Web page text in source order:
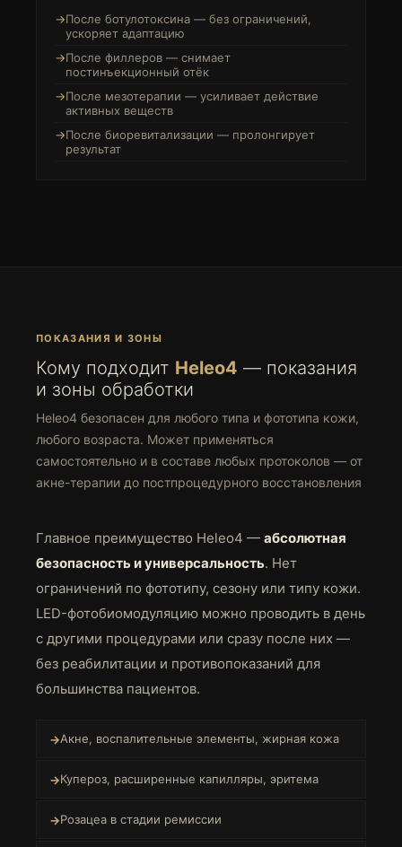
После ботулотоксина — без ограничений,
ускоряет адаптацию
После филлеров — снимает
постинъекционный отёк
После мезотерапии — усиливает действие
активных веществ
После биоревитализации — пролонгирует
результат
ПОКАЗАНИЯ И ЗОНЫ
Кому подходит Heleo4 — показания
и зоны обработки
Heleo4 безопасен для любого типа и фототипа кожи,
любого возраста. Может применяться
самостоятельно и в составе любых протоколов — от
акне-терапии до постпроцедурного восстановления
Главное преимущество Heleo4 — абсолютная
безопасность и универсальность. Нет
ограничений по фототипу, сезону или типу кожи.
LED-фотобиомодуляцию можно проводить в день
с другими процедурами или сразу после них —
без реабилитации и противопоказаний для
большинства пациентов.
Акне, воспалительные элементы, жирная кожа
Купероз, расширенные капилляры, эритема
Розацеа в стадии ремиссии